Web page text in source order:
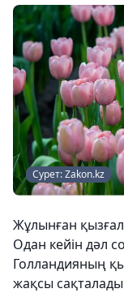
Сурет: Zakon.kz
Жұлынған
Одан кейін дәл
Голландияның
жақсы